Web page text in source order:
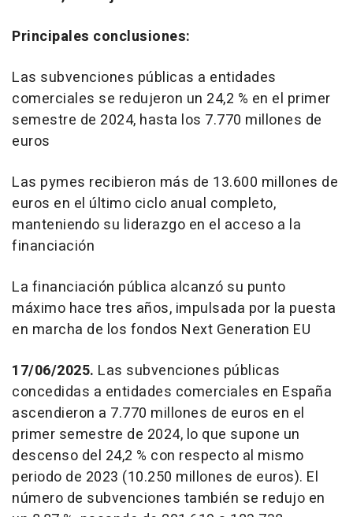
Principales conclusiones:
Las subvenciones públicas a entidades
comerciales se redujeron un 24,2 % en el primer
semestre de 2024, hasta los 7.770 millones de
euros
Las pymes recibieron más de 13.600 millones de
euros en el último ciclo anual completo,
manteniendo su liderazgo en el acceso a la
financiación
La financiación pública alcanzó su punto
máximo hace tres años, impulsada por la puesta
en marcha de los fondos Next Generation EU
17/06/2025. Las subvenciones públicas
concedidas a entidades comerciales en España
ascendieron a 7.770 millones de euros en el
primer semestre de 2024, lo que supone un
descenso del 24,2 % con respecto al mismo
periodo de 2023 (10.250 millones de euros). El
número de subvenciones también se redujo en